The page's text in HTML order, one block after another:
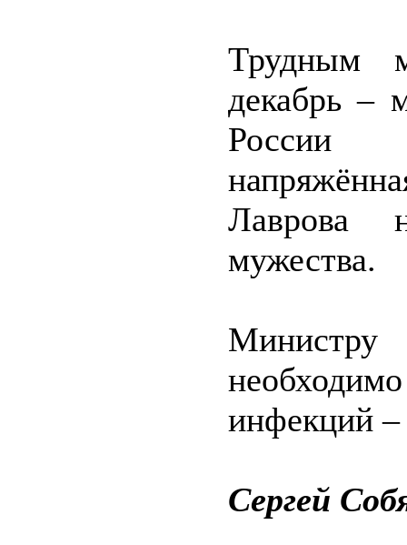
Трудным
декабрь –
России
Лаврова
мужества.
инфекций –
Сергей